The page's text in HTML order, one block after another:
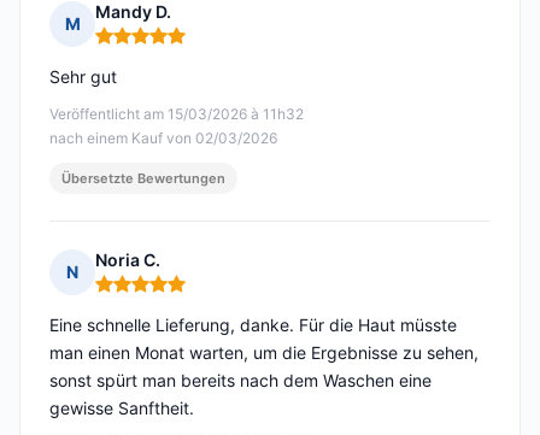
M
Mandy D.
Hinweis: 5 von 5
Veröffentlicht am 15/03/2026 à 11h32
nach einem Kauf von 02/03/2026
Sehr gut
Übersetzte Bewertungen
N
Noria C.
Hinweis: 5 von 5
Eine schnelle Lieferung, danke. Für die Haut müsste
man einen Monat warten, um die Ergebnisse zu sehen,
sonst spürt man bereits nach dem Waschen eine
gewisse Sanftheit.